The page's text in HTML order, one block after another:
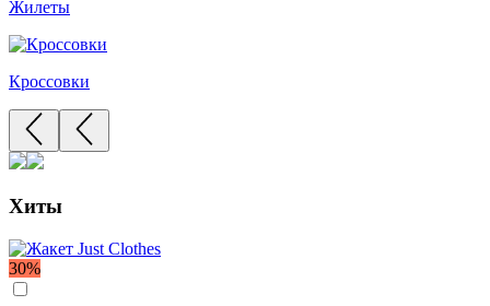
Жилеты
Кроссовки
Хиты
30%